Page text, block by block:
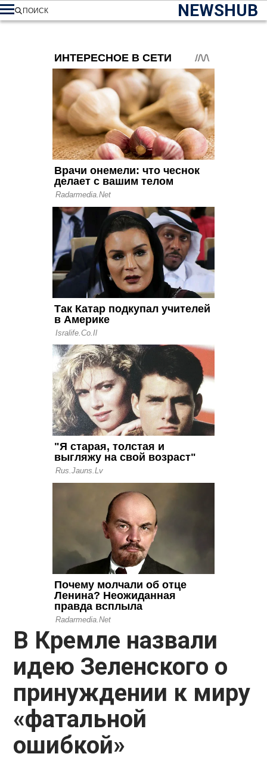
NEWSHUB
ПОИСК
В Кремле назвали
идею Зеленского о
принуждении к миру
«фатальной
ошибкой»